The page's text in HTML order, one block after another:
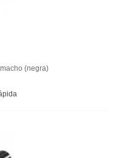
(negra)